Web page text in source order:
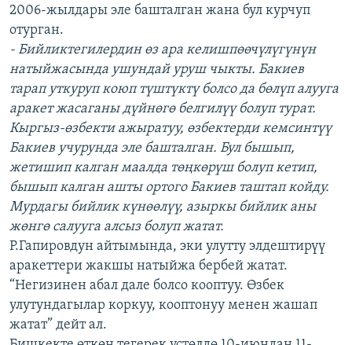
2006-жылдары эле башталган жана бул курчуп
отурган.
- Бийликтегилердин өз ара келишпөөчүлүгүнүн
натыйжасында ушундай уруш чыкты. Бакиев
тарап уткуруп коюп түштүктү болсо да бөлүп алууга
аракет жасаганы дүйнөгө белгилүү болуп турат.
Кыргыз-өзбекти ажыратуу, өзбектерди кемсинтүү
Бакиев учурунда эле башталган. Бул бышып,
жетишип калган маалда төңкөрүш болуп кетип,
бышып калган ашты ортого Бакиев таштап койду.
Мурдагы бийлик күнөөлүү, азыркы бийлик аны
жөнгө салууга алсыз болуп жатат.
Р.Гапировдун айтымында, эки улутту элдештирүү
аракеттери жакшы натыйжа бербей жатат.
“Негизинен абал дале болсо кооптуу. Өзбек
улутундагылар коркуу, кооптонуу менен жашап
жатат” дейт ал.